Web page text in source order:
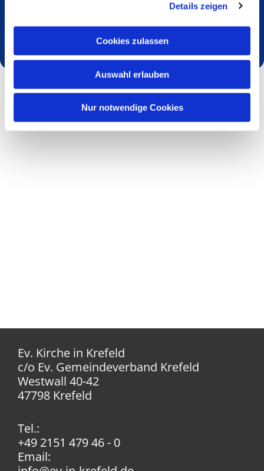
Details zeigen
Cookies zulassen
Auswahl erlauben
Nur notwendige Cookies
Dies könnte Sie auch interessieren
Ev. Kirche in Krefeld
c/o Ev. Gemeindeverband Krefeld
Westwall 40-42
47798 Krefeld
Tel.:
+49 2151 479 46 - 0
Email: